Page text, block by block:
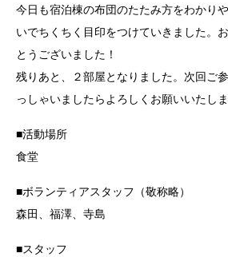
今日も宿泊棟の布団のたたみ方をわかり
いでちくちく目印をつけていきました。
とうございました！
残りあと、２部屋となりました。次回ご
っしゃいましたらよろしくお願いいたしま
■活動場所
食堂
■ボランティアスタッフ（敬称略）
森田、福澤、寺島
■スタッフ